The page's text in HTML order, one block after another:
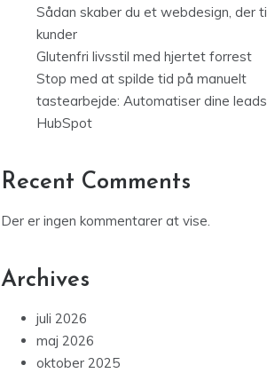
Sådan skaber du et webdesign, der
kunder
Glutenfri livsstil med hjertet forrest
Stop med at spilde tid på manuelt
tastearbejde: Automatiser dine
HubSpot
Recent Comments
Der er ingen kommentarer at vise.
Archives
juli 2026
maj 2026
oktober 2025